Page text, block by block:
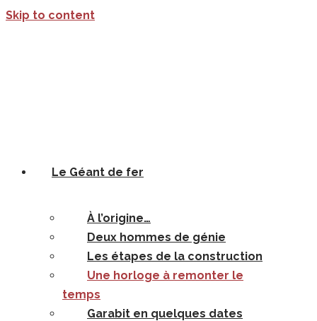
Skip to content
Le Géant de fer
À l’origine…
Deux hommes de génie
Les étapes de la construction
Une horloge à remonter le
temps
Garabit en quelques dates